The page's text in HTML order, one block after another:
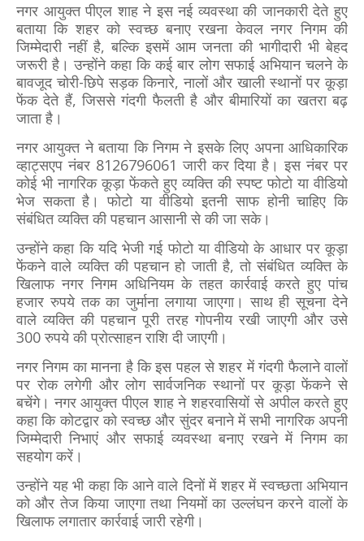
नगर आयुक्त पीएल शाह ने इस नई व्यवस्था की जानकारी देते हुए
बताया कि शहर को स्वच्छ बनाए रखना केवल नगर निगम की
जिम्मेदारी नहीं है, बल्कि इसमें आम जनता की भागीदारी भी बेहद
जरूरी है। उन्होंने कहा कि कई बार लोग सफाई अभियान चलने के
बावजूद चोरी-छिपे सड़क किनारे, नालों और खाली स्थानों पर कूड़ा
फेंक देते हैं, जिससे गंदगी फैलती है और बीमारियों का खतरा बढ़
जाता है।
नगर आयुक्त ने बताया कि निगम ने इसके लिए अपना आधिकारिक
व्हाट्सएप नंबर 8126796061 जारी कर दिया है। इस नंबर पर
कोई भी नागरिक कूड़ा फेंकते हुए व्यक्ति की स्पष्ट फोटो या वीडियो
भेज सकता है। फोटो या वीडियो इतनी साफ होनी चाहिए कि
संबंधित व्यक्ति की पहचान आसानी से की जा सके।
उन्होंने कहा कि यदि भेजी गई फोटो या वीडियो के आधार पर कूड़ा
फेंकने वाले व्यक्ति की पहचान हो जाती है, तो संबंधित व्यक्ति के
खिलाफ नगर निगम अधिनियम के तहत कार्रवाई करते हुए पांच
हजार रुपये तक का जुर्माना लगाया जाएगा। साथ ही सूचना देने
वाले व्यक्ति की पहचान पूरी तरह गोपनीय रखी जाएगी और उसे
300 रुपये की प्रोत्साहन राशि दी जाएगी।
नगर निगम का मानना है कि इस पहल से शहर में गंदगी फैलाने वालों
पर रोक लगेगी और लोग सार्वजनिक स्थानों पर कूड़ा फेंकने से
बचेंगे। नगर आयुक्त पीएल शाह ने शहरवासियों से अपील करते हुए
कहा कि कोटद्वार को स्वच्छ और सुंदर बनाने में सभी नागरिक अपनी
जिम्मेदारी निभाएं और सफाई व्यवस्था बनाए रखने में निगम का
सहयोग करें।
उन्होंने यह भी कहा कि आने वाले दिनों में शहर में स्वच्छता अभियान
को और तेज किया जाएगा तथा नियमों का उल्लंघन करने वालों के
खिलाफ लगातार कार्रवाई जारी रहेगी।